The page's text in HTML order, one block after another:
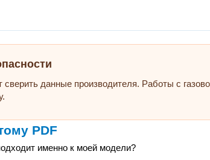
сверить данные производителя. Работы с
PDF
именно к моей модели?